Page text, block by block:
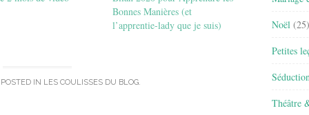
Bonnes Manières (et
l’apprentie-lady que je suis)
IN LES COULISSES DU BLOG.
Noël (25)
Petites
Théâtre